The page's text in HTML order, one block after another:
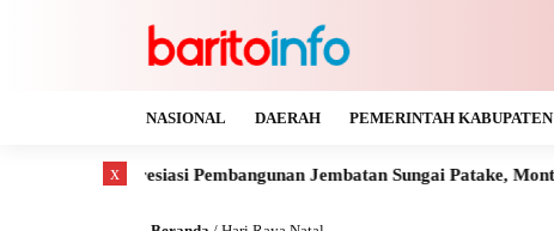
NASIONAL DAERAH PEMERINTAH KABUPATEN
Apresiasi Pembangunan Jembatan Sungai Patake, Montallat
x